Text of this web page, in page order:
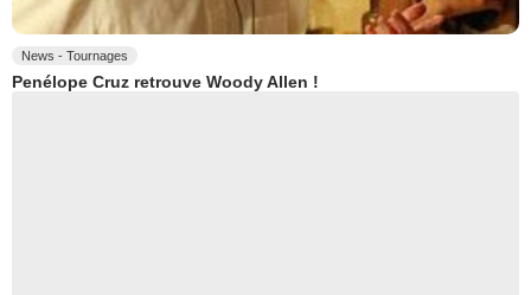
News - Tournages
Penélope Cruz retrouve Woody Allen !